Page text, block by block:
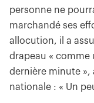
personne ne
marchandé ses
allocution, il a
drapeau « comme
dernière minute »,
nationale : « Un